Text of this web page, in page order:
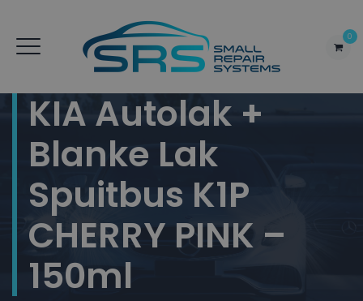
0
KIA Autolak +
Blanke Lak
Spuitbus K1P
CHERRY PINK –
150ml